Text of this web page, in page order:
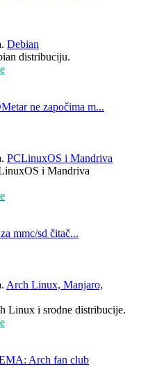
Debian
distribuciju.
ne započima m...
PCLinuxOS i Mandriva
i Mandriva
mmc/sd čitač...
Arch Linux, Manjaro,
Linux i srodne distribucije.
Arch fan club